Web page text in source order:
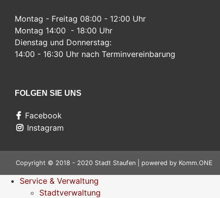
Montag - Freitag 08:00 - 12:00 Uhr
Montag 14:00 - 18:00 Uhr
Dienstag und Donnerstag:
14:00 - 16:30 Uhr nach Terminvereinbarung
FOLGEN SIE UNS
Facebook
Instagram
Copyright © 2018 - 2020 Stadt Staufen | powered by Komm.ONE
Service & Verwaltung
Stadtverwaltung